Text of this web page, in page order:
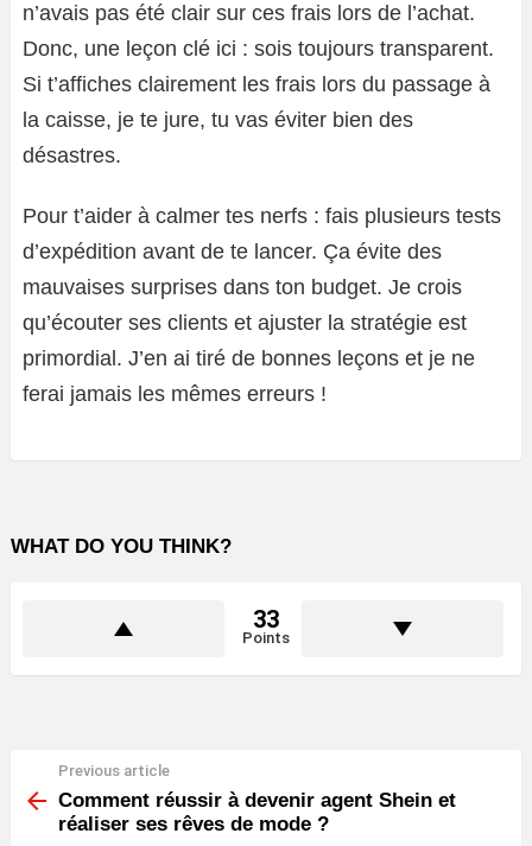
n’avais pas été clair sur ces frais lors de l’achat.
Donc, une leçon clé ici : sois toujours transparent.
Si t’affiches clairement les frais lors du passage à
la caisse, je te jure, tu vas éviter bien des
désastres.
Pour t’aider à calmer tes nerfs : fais plusieurs tests
d’expédition avant de te lancer. Ça évite des
mauvaises surprises dans ton budget. Je crois
qu’écouter ses clients et ajuster la stratégie est
primordial. J’en ai tiré de bonnes leçons et je ne
ferai jamais les mêmes erreurs !
WHAT DO YOU THINK?
33
Points
more
Previous article
Comment réussir à devenir agent Shein et
réaliser ses rêves de mode ?